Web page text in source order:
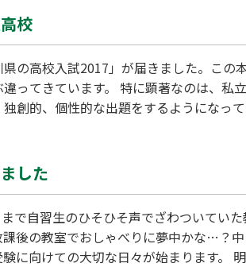
校
の高校入試2017」が届きました。こ
ってきています。 特に顕著なのは、私
創的、個性的な出題をするようになっ
した
で自習生のひそひそ声でざわついてい
後の教室でおしゃべりに夢中かな…？
に向けての大切な日々が始まります。